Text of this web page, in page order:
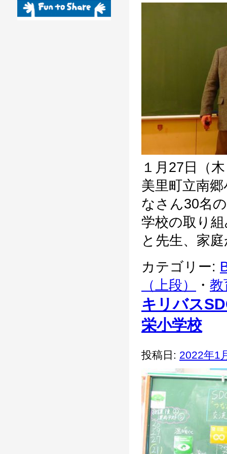
１月27日（
美里町立南
なさん30名
学校の取り
と先生、家
カテゴリー:
（上段）
・ 教
キリバス
栄小学校
投稿日: 2022年1